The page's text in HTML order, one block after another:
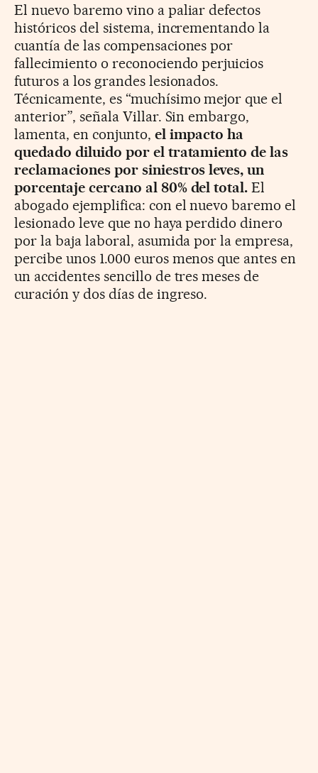
El nuevo baremo vino a paliar defectos
históricos del sistema, incrementando la
cuantía de las compensaciones por
fallecimiento o reconociendo perjuicios
futuros a los grandes lesionados.
Técnicamente, es “muchísimo mejor que el
anterior”, señala Villar. Sin embargo,
lamenta, en conjunto, el impacto ha
quedado diluido por el tratamiento de las
reclamaciones por siniestros leves, un
porcentaje cercano al 80% del total. El
abogado ejemplifica: con el nuevo baremo el
lesionado leve que no haya perdido dinero
por la baja laboral, asumida por la empresa,
percibe unos 1.000 euros menos que antes en
un accidentes sencillo de tres meses de
curación y dos días de ingreso.